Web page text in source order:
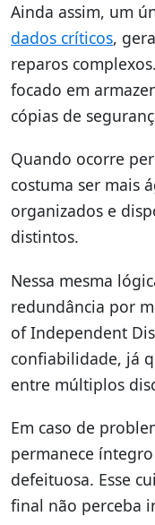
Ainda assim, um
dados críticos,
reparos
focado em
cópias de
Quando ocorre
costuma ser mais
organizados e
distintos.
Nessa mesma
redundância por
of Independent
confiabilidade, já
entre múltiplos
Em caso de
permanece
defeituosa. Esse
final não perceba